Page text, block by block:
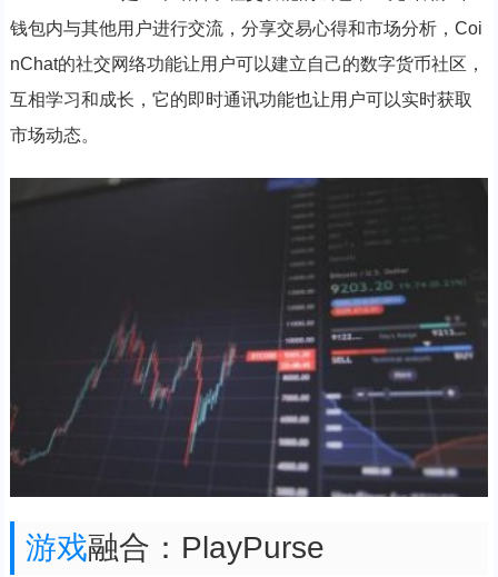
钱包内与其他用户进行交流，分享交易心得和市场分析，Coi
nChat的社交网络功能让用户可以建立自己的数字货币社区，
互相学习和成长，它的即时通讯功能也让用户可以实时获取
市场动态。
游戏融合：PlayPurse